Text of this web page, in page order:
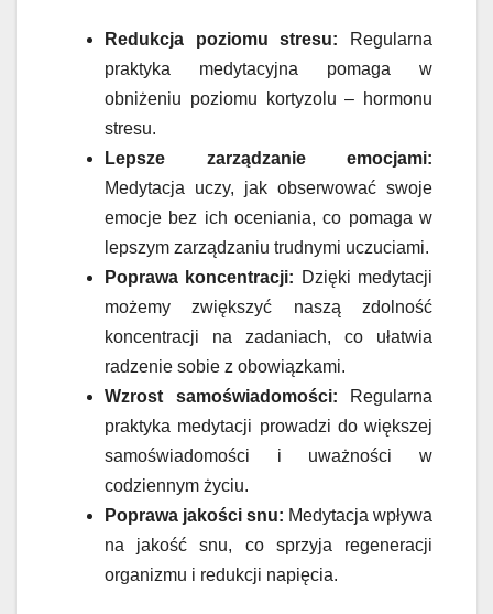
Redukcja poziomu stresu: Regularna
praktyka medytacyjna pomaga w
obniżeniu poziomu kortyzolu – hormonu
stresu.
Lepsze zarządzanie emocjami:
Medytacja uczy, jak obserwować swoje
emocje bez ich oceniania, co pomaga w
lepszym zarządzaniu trudnymi uczuciami.
Poprawa koncentracji: Dzięki medytacji
możemy zwiększyć naszą zdolność
koncentracji na zadaniach, co ułatwia
radzenie sobie z obowiązkami.
Wzrost samoświadomości: Regularna
praktyka medytacji prowadzi do większej
samoświadomości i uważności w
codziennym życiu.
Poprawa jakości snu: Medytacja wpływa
na jakość snu, co sprzyja regeneracji
organizmu i redukcji napięcia.